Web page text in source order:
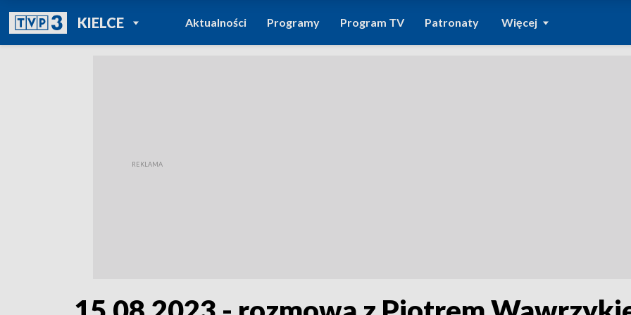
KIELCEPOWRÓT DO
TVP REGIONY
Aktualności Programy Program TV Patronaty Więcej